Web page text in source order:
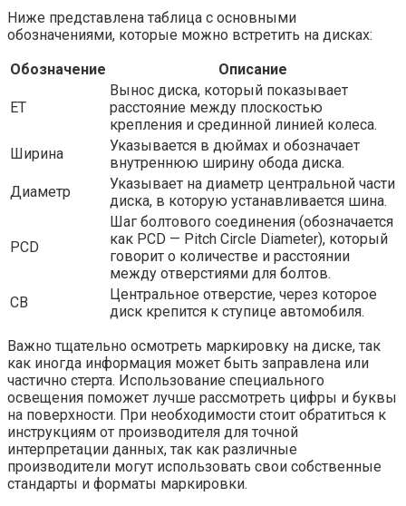
Ниже представлена таблица с основными
обозначениями, которые можно встретить на дисках:
Обозначение
Описание
ET
Вынос диска, который показывает
расстояние между плоскостью
крепления и срединной линией колеса.
Ширина
Указывается в дюймах и обозначает
внутреннюю ширину обода диска.
Диаметр
Указывает на диаметр центральной части
диска, в которую устанавливается шина.
PCD
Шаг болтового соединения (обозначается
как PCD — Pitch Circle Diameter), который
говорит о количестве и расстоянии
между отверстиями для болтов.
CB
Центральное отверстие, через которое
диск крепится к ступице автомобиля.
Важно тщательно осмотреть маркировку на диске, так
как иногда информация может быть заправлена или
частично стерта. Использование специального
освещения поможет лучше рассмотреть цифры и буквы
на поверхности. При необходимости стоит обратиться к
инструкциям от производителя для точной
интерпретации данных, так как различные
производители могут использовать свои собственные
стандарты и форматы маркировки.